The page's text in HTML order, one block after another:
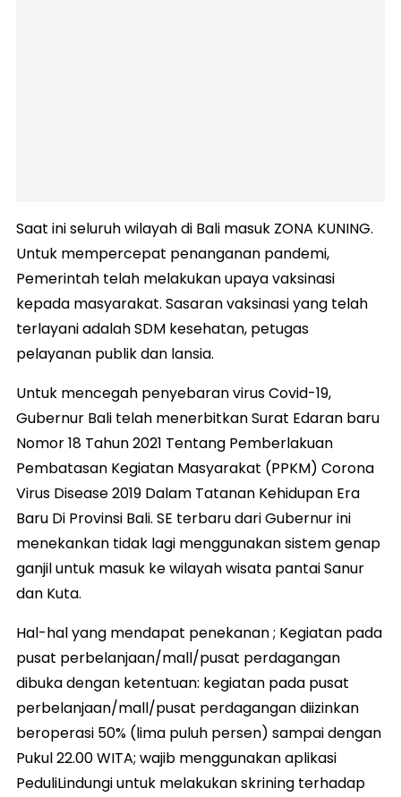
Saat ini seluruh wilayah di Bali masuk ZONA KUNING.
Untuk mempercepat penanganan pandemi,
Pemerintah telah melakukan upaya vaksinasi
kepada masyarakat. Sasaran vaksinasi yang telah
terlayani adalah SDM kesehatan, petugas
pelayanan publik dan lansia.
Untuk mencegah penyebaran virus Covid-19,
Gubernur Bali telah menerbitkan Surat Edaran baru
Nomor 18 Tahun 2021 Tentang Pemberlakuan
Pembatasan Kegiatan Masyarakat (PPKM) Corona
Virus Disease 2019 Dalam Tatanan Kehidupan Era
Baru Di Provinsi Bali. SE terbaru dari Gubernur ini
menekankan tidak lagi menggunakan sistem genap
ganjil untuk masuk ke wilayah wisata pantai Sanur
dan Kuta.
Hal-hal yang mendapat penekanan ; Kegiatan pada
pusat perbelanjaan/mall/pusat perdagangan
dibuka dengan ketentuan: kegiatan pada pusat
perbelanjaan/mall/pusat perdagangan diizinkan
beroperasi 50% (lima puluh persen) sampai dengan
Pukul 22.00 WITA; wajib menggunakan aplikasi
PeduliLindungi untuk melakukan skrining terhadap